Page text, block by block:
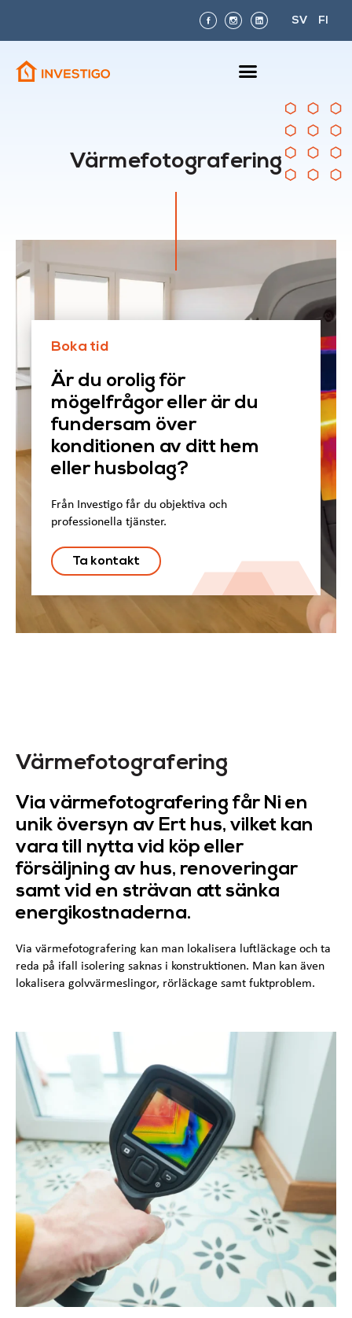
SV FI
Värmefotografering
Boka tid
Är du orolig för
mögelfrågor eller är du
fundersam över
konditionen av ditt hem
eller husbolag?
Från Investigo får du objektiva och
professionella tjänster.
Ta kontakt
Värmefotografering
Via värmefotografering får Ni en
unik översyn av Ert hus, vilket kan
vara till nytta vid köp eller
försäljning av hus, renoveringar
samt vid en strävan att sänka
energikostnaderna.
Via värmefotografering kan man lokalisera luftläckage och ta
reda på ifall isolering saknas i konstruktionen. Man kan även
lokalisera golvvärmeslingor, rörläckage samt fuktproblem.